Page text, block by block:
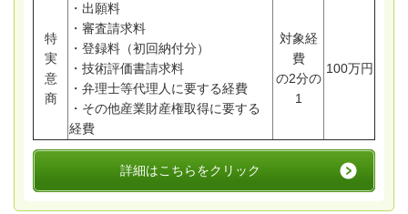
特
実
意
商
・出願料
・審査請求料
・登録料（初回納付分）
・技術評価書請求料
・弁理士等代理人に要する経費
・その他産業財産権取得に要する
経費
対象経
費
の2分の
1
100万円
詳細はこちらをクリック